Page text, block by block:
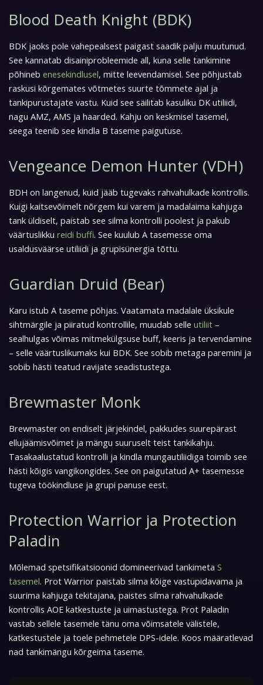
Blood Death Knight (BDK)
BDK jaoks pole vahepealsest paigast saadik palju muutunud.
See kannatab disainiprobleemide all, kuna selle tankimine
põhineb enesekindlusel, mitte leevendamisel. See põhjustab
raskusi kõrgemates võtmetes suurte tõmmete ajal ja
tankipurustajate vastu. Kuid see säilitab kasuliku DK utiliidi,
nagu AMZ, AMS ja haarded. Kahju on keskmisel tasemel,
seega teenib see kindla B taseme paigutuse.
Vengeance Demon Hunter (VDH)
BDH on langenud, kuid jääb tugevaks rahvahulkade kontrollis.
Kuigi kaitsevõimelt nõrgem kui varem ja madalaima kahjuga
tank üldiselt, paistab see silma kontrolli poolest ja pakub
väärtuslikku reidi buffi. See kuulub A tasemesse oma
usaldusväärse utiliidi ja grupisünergia tõttu.
Guardian Druid (Bear)
Karu istub A taseme põhjas. Vaatamata madalale üksikule
sihtmärgile ja piiratud kontrollile, muudab selle utiliit –
sealhulgas võimas mitmekülgsuse buff, keeris ja tervendamine
– selle väärtuslikumaks kui BDK. See sobib metaga paremini ja
sobib hästi teatud ravijate seadistustega.
Brewmaster Monk
Brewmaster on endiselt järjekindel, pakkudes suurepärast
ellujäämisvõimet ja mängu suuruselt teist tankikahju.
Tasakaalustatud kontrolli ja kindla mungautiliidiga toimib see
hästi kõigis vangikongides. See on paigutatud A+ tasemesse
tugeva töökindluse ja grupi panuse eest.
Protection Warrior ja Protection
Paladin
Mõlemad spetsifikatsioonid domineerivad tankimeta S
tasemel. Prot Warrior paistab silma kõige vastupidavama ja
suurima kahjuga tekitajana, paistes silma rahvahulkade
kontrollis AOE katkestuste ja uimastustega. Prot Paladin
vastab sellele tasemele tänu oma võimsatele välistele,
katkestustele ja toele pehmetele DPS-idele. Koos määratlevad
nad tankimängu kõrgeima taseme.